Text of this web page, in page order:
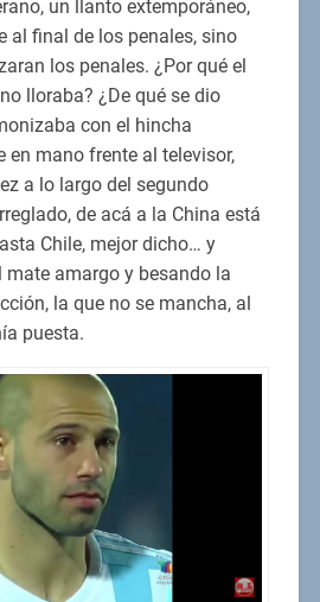
un llanto extemporáneo,
al final de los penales, sino
los penales. ¿Por qué el
lloraba? ¿De qué se dio
con el hincha
en mano frente al televisor,
a lo largo del segundo
de acá a la China está
Chile, mejor dicho… y
mate amargo y besando la
la que no se mancha, al
puesta.